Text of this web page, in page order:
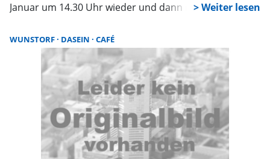
Januar um 14.30 Uhr wieder und dann immer
geführt und Einzeltermine abgesprochen werden. Im
Kaminzimmer gibt es Kaffee, original Ostfriesentee und
leichte selbstgemachte Torten. Eine Reservierung oder
Anmeldung wäre schön und kann unter 0178/4868210
vorgenommen werden.
WUNSTORF DASEIN CAFÉ